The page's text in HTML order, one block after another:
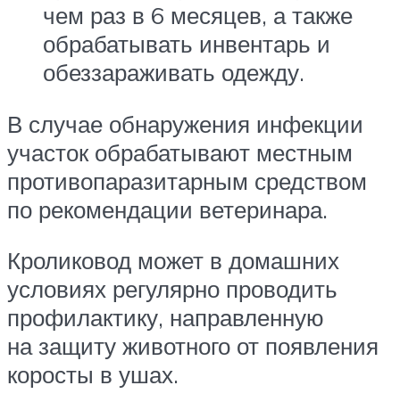
чем раз в 6 месяцев, а также
обрабатывать инвентарь и
обеззараживать одежду.
В случае обнаружения инфекции
участок обрабатывают местным
противопаразитарным средством
по рекомендации ветеринара.
Кроликовод может в домашних
условиях регулярно проводить
профилактику, направленную
на защиту животного от появления
коросты в ушах.